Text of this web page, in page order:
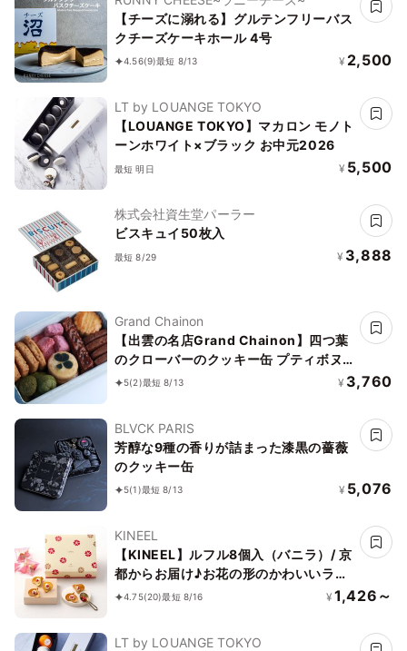
【チーズに溺れる】グルテンフリーバス
クチーズケーキホール 4号
4.56(9)最短 8/13 ¥ 2,500
LT by LOUANGE TOKYO
【LOUANGE TOKYO】マカロン モノト
ーンホワイト×ブラック お中元2026
最短 明日 ¥ 5,500
株式会社資生堂パーラー
ビスキュイ50枚入
最短 8/29 ¥ 3,888
Grand Chainon
【出雲の名店Grand Chainon】四つ葉
のクローバーのクッキー缶 プティボヌ
ール
5(2)最短 8/13 ¥ 3,760
BLVCK PARIS
芳醇な9種の香りが詰まった漆黒の薔薇
のクッキー缶
5(1)最短 8/13 ¥ 5,076
KINEEL
【KINEEL】ルフル8個入（バニラ）/ 京
都からお届け♪お花の形のかわいいラン
グドシャスイーツ（焼菓子8個セット）
4.75(20)最短 8/16 ¥ 1,426～
LT by LOUANGE TOKYO